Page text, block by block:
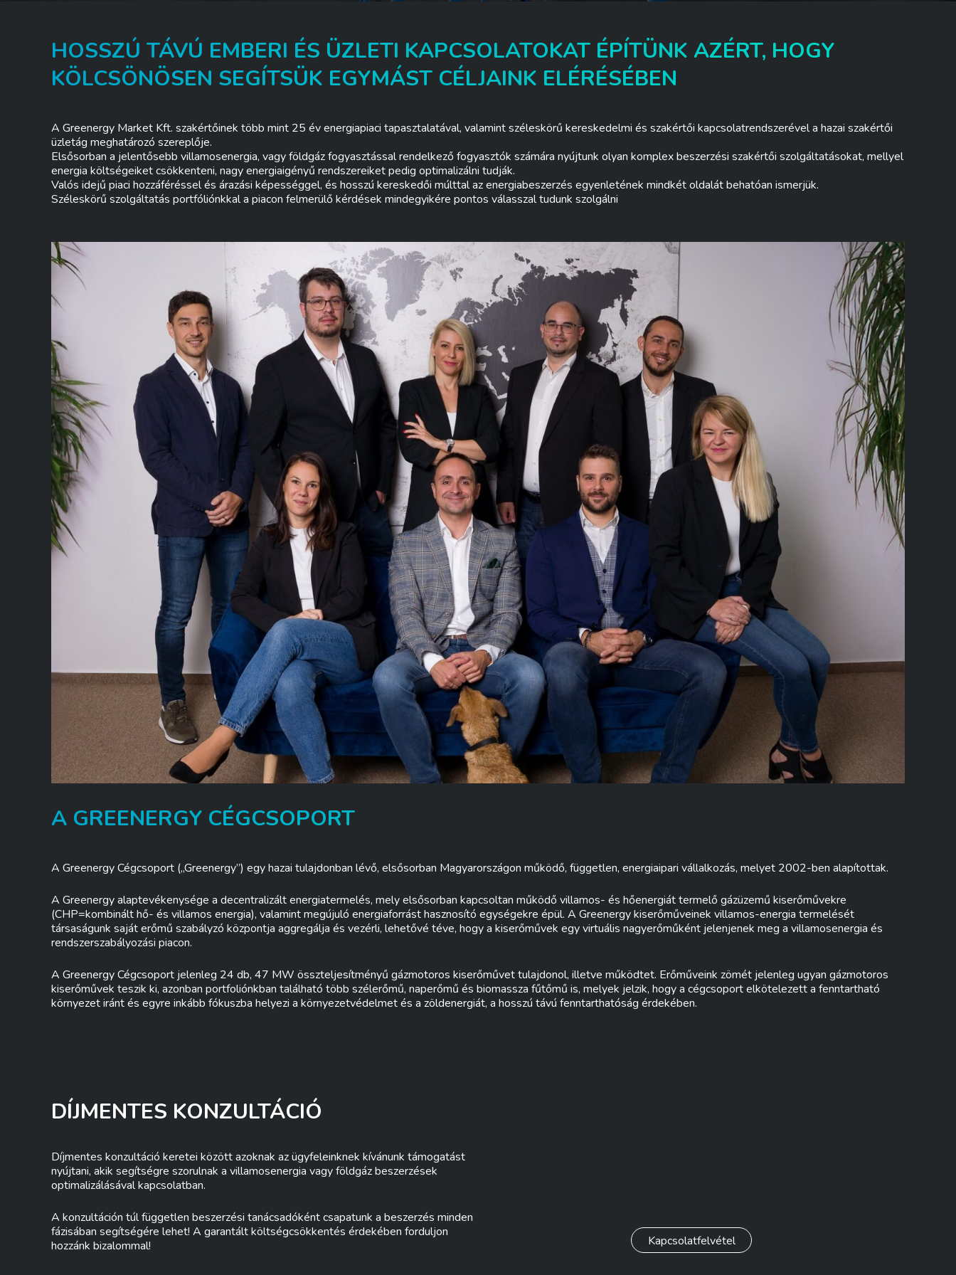
HOSSZÚ TÁVÚ EMBERI ÉS ÜZLETI KAPCSOLATOKAT ÉPÍTÜNK AZÉRT, HOGY
KÖLCSÖNÖSEN SEGÍTSÜK EGYMÁST CÉLJAINK ELÉRÉSÉBEN
A Greenergy Market Kft. szakértőinek több mint 25 év energiapiaci tapasztalatával, valamint széleskörű kereskedelmi és szakértői kapcsolatrendszerével a hazai szakértői
üzletág meghatározó szereplője.
Elsősorban a jelentősebb villamosenergia, vagy földgáz fogyasztással rendelkező fogyasztók számára nyújtunk olyan komplex beszerzési szakértői szolgáltatásokat, mellyel
energia költségeiket csökkenteni, nagy energiaigényű rendszereiket pedig optimalizálni tudják.
Valós idejű piaci hozzáféréssel és árazási képességgel, és hosszú kereskedői múlttal az energiabeszerzés egyenletének mindkét oldalát behatóan ismerjük.
Széleskörű szolgáltatás portfóliónkkal a piacon felmerülő kérdések mindegyikére pontos válasszal tudunk szolgálni
A GREENERGY CÉGCSOPORT
A Greenergy Cégcsoport („Greenergy”) egy hazai tulajdonban lévő, elsősorban Magyarországon működő, független, energiaipari vállalkozás, melyet 2002-ben alapítottak.
A Greenergy alaptevékenysége a decentralizált energiatermelés, mely elsősorban kapcsoltan működő villamos- és hőenergiát termelő gázüzemű kiserőművekre
(CHP=kombinált hő- és villamos energia), valamint megújuló energiaforrást hasznosító egységekre épül. A Greenergy kiserőműveinek villamos-energia termelését
társaságunk saját erőmű szabályzó központja aggregálja és vezérli, lehetővé téve, hogy a kiserőművek egy virtuális nagyerőműként jelenjenek meg a villamosenergia és
rendszerszabályozási piacon.
A Greenergy Cégcsoport jelenleg 24 db, 47 MW összteljesítményű gázmotoros kiserőművet tulajdonol, illetve működtet. Erőműveink zömét jelenleg ugyan gázmotoros
kiserőművek teszik ki, azonban portfoliónkban található több szélerőmű, naperőmű és biomassza fűtőmű is, melyek jelzik, hogy a cégcsoport elkötelezett a fenntartható
környezet iránt és egyre inkább fókuszba helyezi a környezetvédelmet és a zöldenergiát, a hosszú távú fenntarthatóság érdekében.
DÍJMENTES KONZULTÁCIÓ
Díjmentes konzultáció keretei között azoknak az ügyfeleinknek kívánunk támogatást
nyújtani, akik segítségre szorulnak a villamosenergia vagy földgáz beszerzések
optimalizálásával kapcsolatban.
A konzultáción túl független beszerzési tanácsadóként csapatunk a beszerzés minden
fázisában segítségére lehet! A garantált költségcsökkentés érdekében forduljon
hozzánk bizalommal!
Kapcsolatfelvétel